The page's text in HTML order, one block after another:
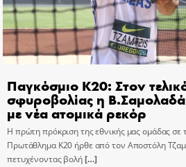
Παγκόσμιο Κ20: Στον
σφυροβολίας η Β.Σαμολαδά
με νέα ατομικά ρεκόρ
Η πρώτη πρόκριση της εθνικής μας ομάδας σε
Πρωτάθλημα Κ20 ήρθε από τον Αποστόλη
πετυχένοντας βολή[…]